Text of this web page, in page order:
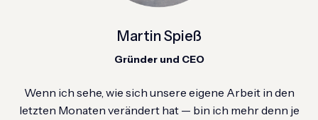
Martin Spieß
Gründer und CEO
Wenn ich sehe, wie sich unsere eigene Arbeit in den
letzten Monaten verändert hat — bin ich mehr denn je